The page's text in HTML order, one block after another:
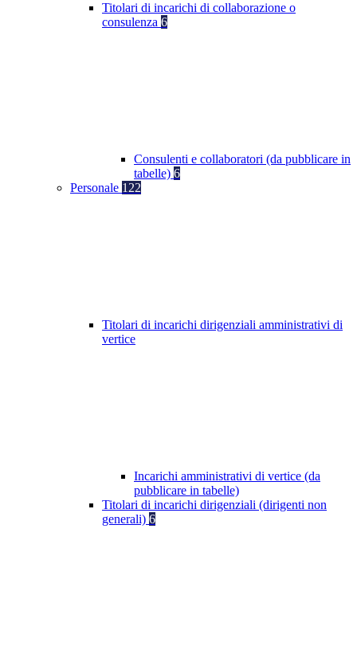
Titolari di incarichi di collaborazione o
consulenza 6
Consulenti e collaboratori (da pubblicare in
tabelle) 6
Personale 122
Titolari di incarichi dirigenziali amministrativi di
vertice
Incarichi amministrativi di vertice (da
pubblicare in tabelle)
Titolari di incarichi dirigenziali (dirigenti non
generali) 6